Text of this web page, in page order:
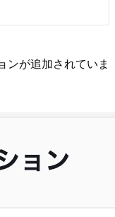
ンが追加されていま